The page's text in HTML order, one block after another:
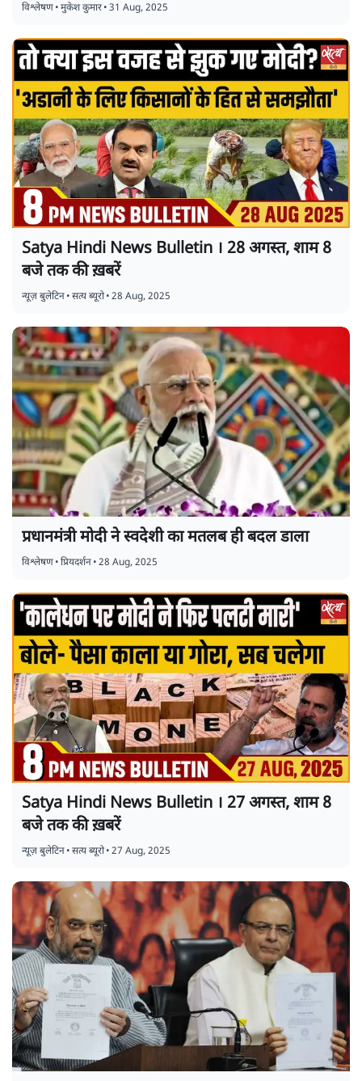
विश्लेषण•मुकेश कुमार•31 Aug, 2025
Satya Hindi News Bulletin । 28 अगस्त, शाम 8
बजे तक की ख़बरें
न्यूज़ बुलेटिन•सत्य ब्यूरो•28 Aug, 2025
प्रधानमंत्री मोदी ने स्वदेशी का मतलब ही बदल डाला
विश्लेषण•प्रियदर्शन•28 Aug, 2025
Satya Hindi News Bulletin । 27 अगस्त, शाम 8
बजे तक की ख़बरें
न्यूज़ बुलेटिन•सत्य ब्यूरो•27 Aug, 2025